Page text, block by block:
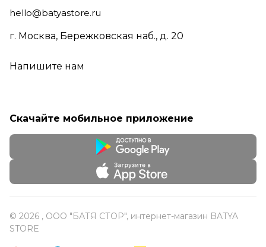
hello@batyastore.ru
г. Москва, Бережковская наб., д. 20
Напишите нам
Скачайте мобильное приложение
© 2026 , ООО "БАТЯ СТОР", интернет-магазин BATYA
STORE